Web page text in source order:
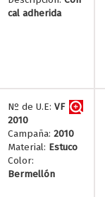
cal adherida
Nº de U.E: VF
2010
Campaña: 2010
Material: Estuco
Color:
Bermellón